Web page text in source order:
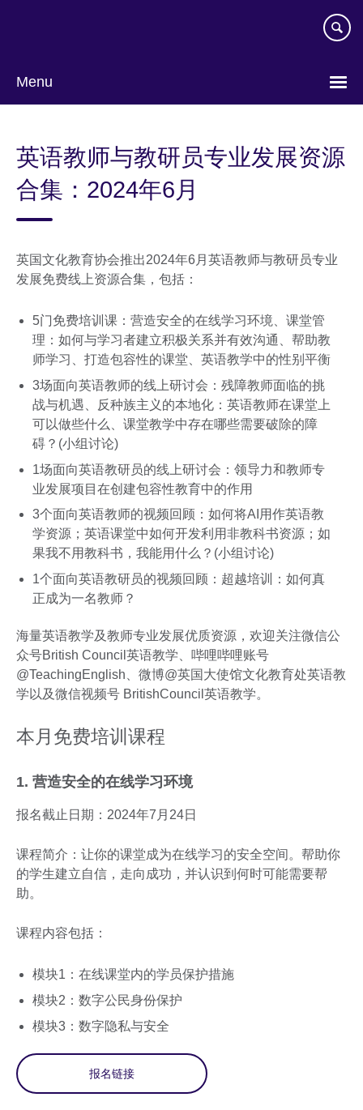
Menu
language
英语教师与教研员专业发展资源
合集：2024年6月
英国文化教育协会推出2024年6月英语教师与教研员专业
发展免费线上资源合集，包括：
5门免费培训课：营造安全的在线学习环境、课堂管
理：如何与学习者建立积极关系并有效沟通、帮助教
师学习、打造包容性的课堂、英语教学中的性别平衡
3场面向英语教师的线上研讨会：残障教师面临的挑
战与机遇、反种族主义的本地化：英语教师在课堂上
可以做些什么、课堂教学中存在哪些需要破除的障
碍？(小组讨论)
1场面向英语教研员的线上研讨会：领导力和教师专
业发展项目在创建包容性教育中的作用
3个面向英语教师的视频回顾：如何将AI用作英语教
学资源；英语课堂中如何开发利用非教科书资源；如
果我不用教科书，我能用什么？(小组讨论)
1个面向英语教研员的视频回顾：超越培训：如何真
正成为一名教师？
海量英语教学及教师专业发展优质资源，欢迎关注微信公
众号British Council英语教学、哔哩哔哩账号
@TeachingEnglish、微博@英国大使馆文化教育处英语教
学以及微信视频号 BritishCouncil英语教学。
本月免费培训课程
1. 营造安全的在线学习环境
报名截止日期：2024年7月24日
课程简介：让你的课堂成为在线学习的安全空间。帮助你
的学生建立自信，走向成功，并认识到何时可能需要帮
助。
课程内容包括：
模块1：在线课堂内的学员保护措施
模块2：数字公民身份保护
模块3：数字隐私与安全
报名链接